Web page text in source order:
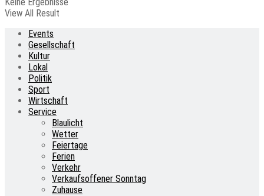
View All Result
Events
Gesellschaft
Kultur
Lokal
Politik
Sport
Wirtschaft
Service
Blaulicht
Wetter
Feiertage
Ferien
Verkehr
Verkaufsoffener Sonntag
Zuhause